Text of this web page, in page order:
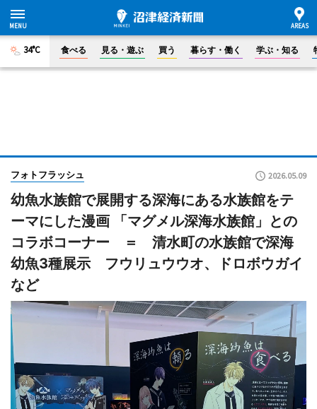
34°C 食べる 見る・遊ぶ 買う 暮らす・働く 学ぶ・知る
フォトフラッシュ 2026.05.09
幼魚水族館で展開する深海にある水族館をテ
ーマにした漫画 「マグメル深海水族館」との
コラボコーナー ＝ 清水町の水族館で深海
幼魚3種展示 フウリュウウオ、ドロボウガイ
など